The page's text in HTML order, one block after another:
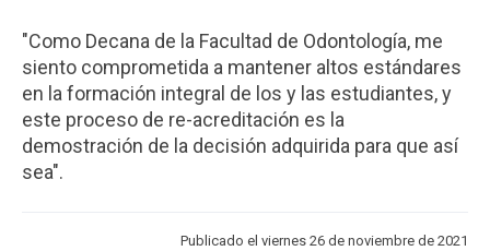
CLÍNICA ODONTOLÓGICA
BIBLIOTECA
FACULTAD
"Como Decana de la Facultad de Odontología, me
siento comprometida a mantener altos estándares
en la formación integral de los y las estudiantes, y
este proceso de re-acreditación es la
demostración de la decisión adquirida para que así
sea".
Publicado el viernes 26 de noviembre de 2021